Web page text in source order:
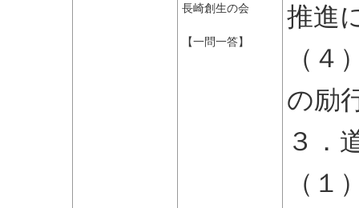
長崎創生の会
【一問一答】
推進
（
の励
３．
（